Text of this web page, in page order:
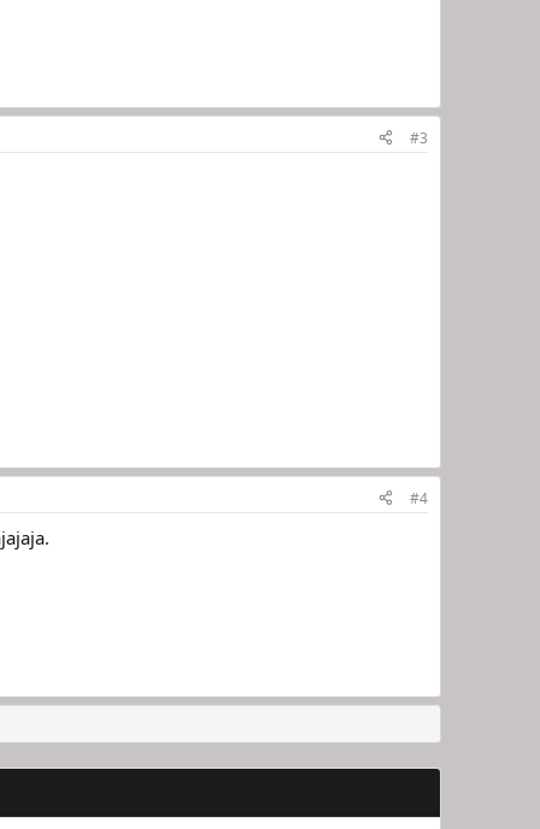
#3
#4